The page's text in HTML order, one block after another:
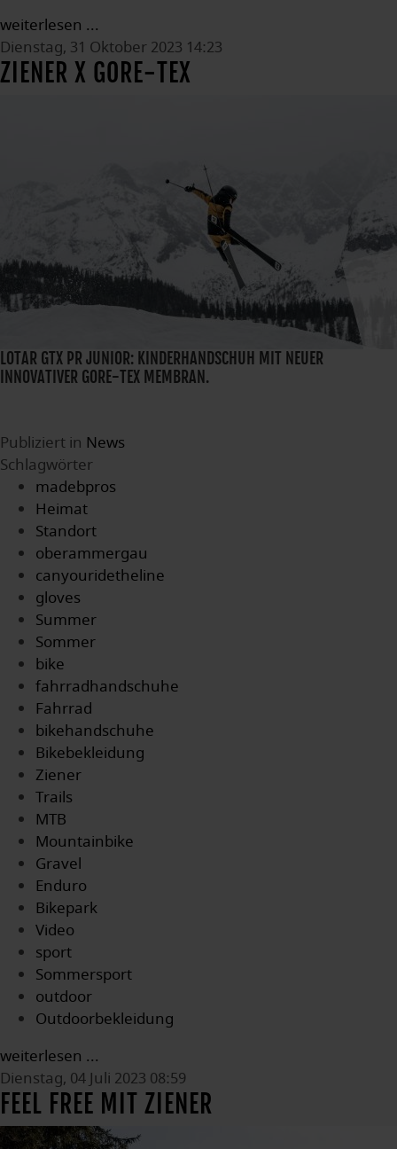
weiterlesen ...
Dienstag, 31 Oktober 2023 14:23
ZIENER X GORE-TEX
LOTAR GTX PR JUNIOR: KINDERHANDSCHUH MIT NEUER
INNOVATIVER GORE-TEX MEMBRAN.
Publiziert in News
Schlagwörter
madebpros
Heimat
Standort
oberammergau
canyouridetheline
gloves
Summer
Sommer
bike
fahrradhandschuhe
Fahrrad
bikehandschuhe
Bikebekleidung
Ziener
Trails
MTB
Mountainbike
Gravel
Enduro
Bikepark
Video
sport
Sommersport
outdoor
Outdoorbekleidung
weiterlesen ...
Dienstag, 04 Juli 2023 08:59
FEEL FREE MIT ZIENER